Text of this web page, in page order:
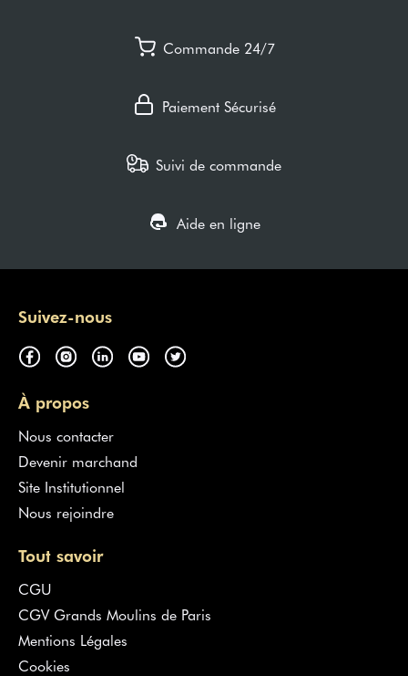
Commande 24/7
Paiement Sécurisé
Suivi de commande
Aide en ligne
Suivez-nous
À propos
Nous contacter
Devenir marchand
Site Institutionnel
Nous rejoindre
Tout savoir
CGU
CGV Grands Moulins de Paris
Mentions Légales
Cookies